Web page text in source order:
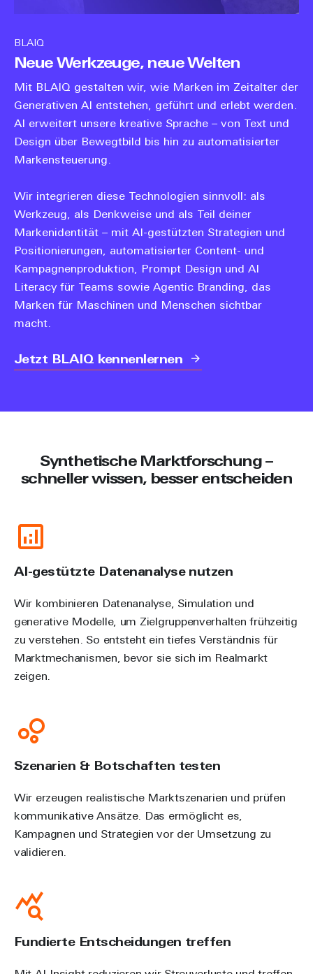
BLAIQ
Neue Werkzeuge, neue Welten
Mit BLAIQ gestalten wir, wie Marken im Zeitalter der
Generativen AI entstehen, geführt und erlebt werden.
AI erweitert unsere kreative Sprache – von Text und
Design über Bewegtbild bis hin zu automatisierter
Markensteuerung.
Wir integrieren diese Technologien sinnvoll: als
Werkzeug, als Denkweise und als Teil deiner
Markenidentität – mit AI-gestützten Strategien und
Positionierungen, automatisierter Content- und
Kampagnenproduktion, Prompt Design und AI
Literacy für Teams sowie Agentic Branding, das
Marken für Maschinen und Menschen sichtbar
macht.
Jetzt BLAIQ kennenlernen
Synthetische Marktforschung –
schneller wissen, besser entscheiden
AI-gestützte Datenanalyse nutzen
Wir kombinieren Datenanalyse, Simulation und
generative Modelle, um Zielgruppenverhalten frühzeitig
zu verstehen. So entsteht ein tiefes Verständnis für
Marktmechanismen, bevor sie sich im Realmarkt
zeigen.
Szenarien & Botschaften testen
Wir erzeugen realistische Marktszenarien und prüfen
kommunikative Ansätze. Das ermöglicht es,
Kampagnen und Strategien vor der Umsetzung zu
validieren.
Fundierte Entscheidungen treffen